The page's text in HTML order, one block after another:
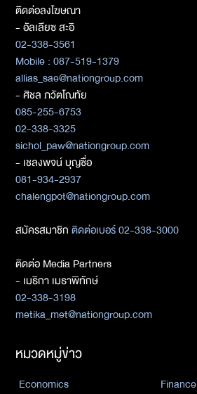
ติดต่อลงโฆษณา
- อัลเลียซ สะอิ
02-338-3561
Mobile : 087-519-1379
allias_sae@nationgroup.com
- ศิชล ภวัตโณทัย
085-255-6753
02-338-3325
sichol_paw@nationgroup.com
- เชลงพจน์ บุญซื่อ
081-934-2937
chalengpot@nationgroup.com
สมัครสมาชิกติดต่อเบอร์ 02-338-3000
ติดต่อ Media Partners
- เมธิกา เมธาพิทักษ์
02-338-3198
metika_met@nationgroup.com
หมวดหมู่ข่าว
Economics
Finance